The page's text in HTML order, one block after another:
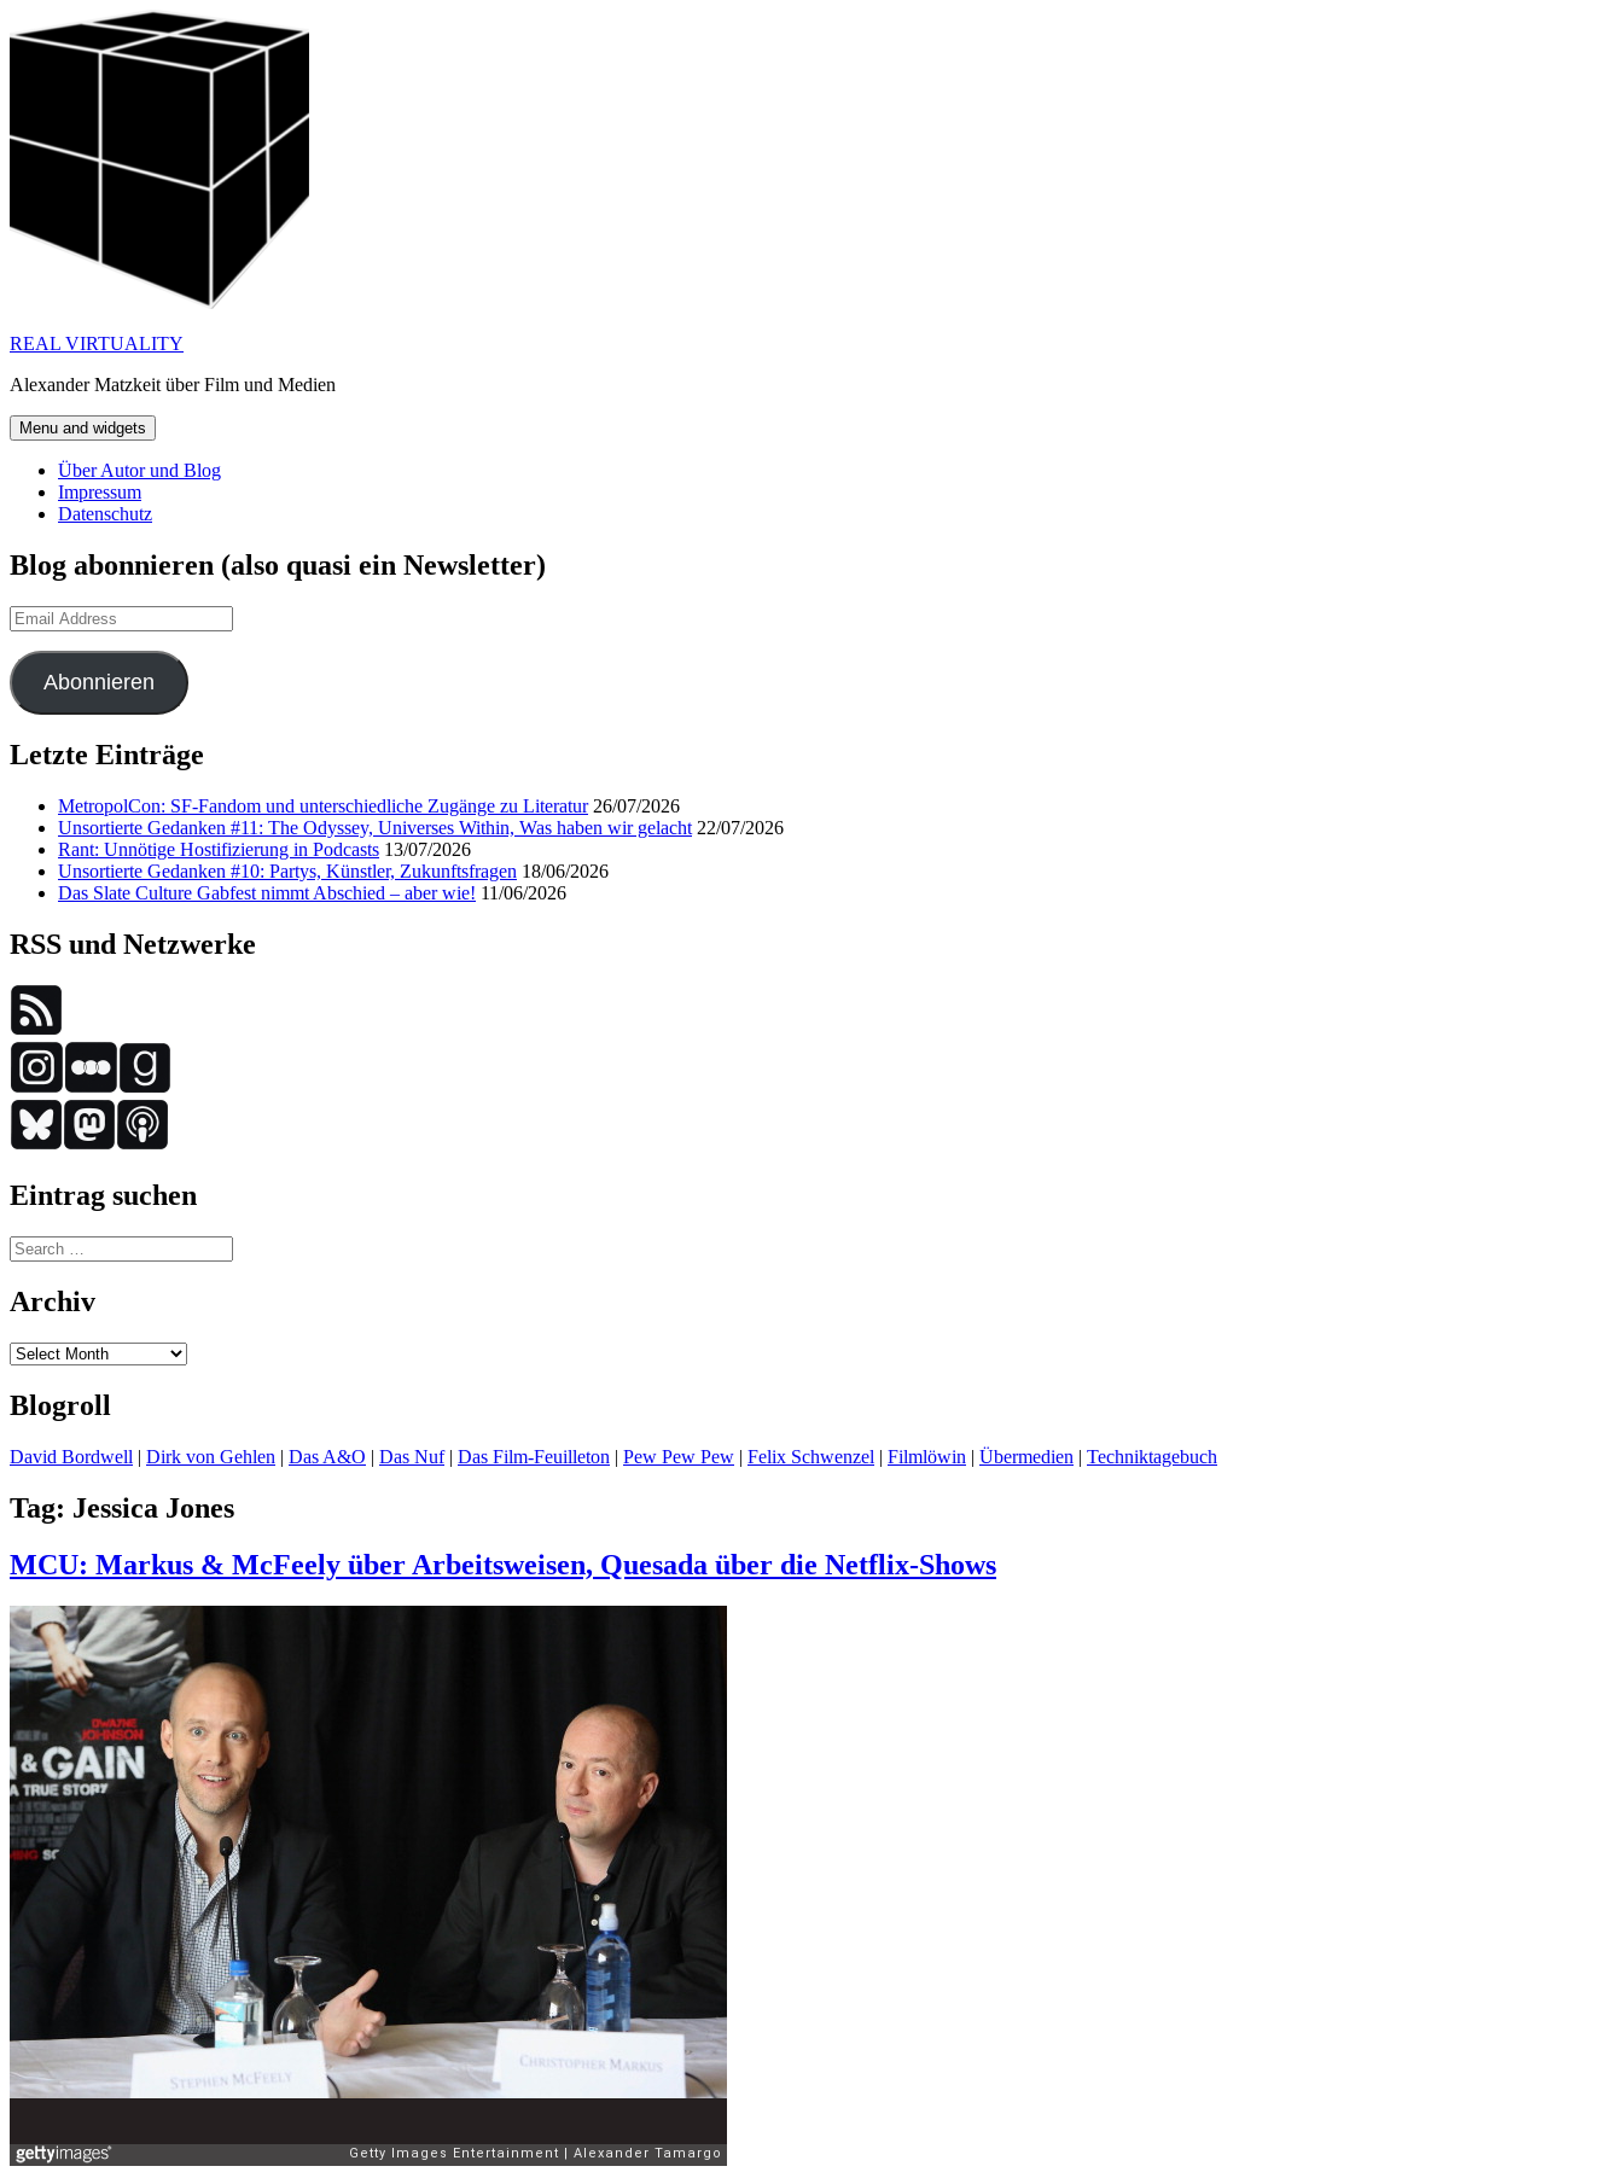
to
REAL VIRTUALITY
Alexander Matzkeit über Film und Medien
Menu and widgets
Über Autor und Blog
Impressum
Datenschutz
Blog abonnieren (also quasi ein Newsletter)
Email
Address
Abonnieren
Letzte Einträge
MetropolCon: SF-Fandom und unterschiedliche Zugänge zu Literatur 26/07/2026
Unsortierte Gedanken #11: The Odyssey, Universes Within, Was haben wir gelacht 22/07/2026
Rant: Unnötige Hostifizierung in Podcasts 13/07/2026
Unsortierte Gedanken #10: Partys, Künstler, Zukunftsfragen 18/06/2026
Das Slate Culture Gabfest nimmt Abschied – aber wie! 11/06/2026
RSS und Netzwerke
Eintrag suchen
Search
for:
Archiv
Archiv
Blogroll
David Bordwell | Dirk von Gehlen | Das A&O | Das Nuf| Das Film-Feuilleton | Pew Pew Pew | Felix Schwenzel | Filmlöwin | Übermedien | Techniktagebuch
Tag: Jessica Jones
MCU: Markus & McFeely über Arbeitsweisen, Quesada über die Netflix-Shows